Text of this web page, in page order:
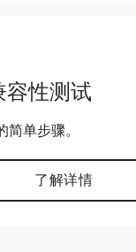
容性测试
简单步骤。
了解详情